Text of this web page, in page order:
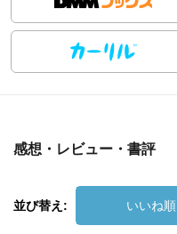
感想・レビュー・書評
並び替え: いいね順